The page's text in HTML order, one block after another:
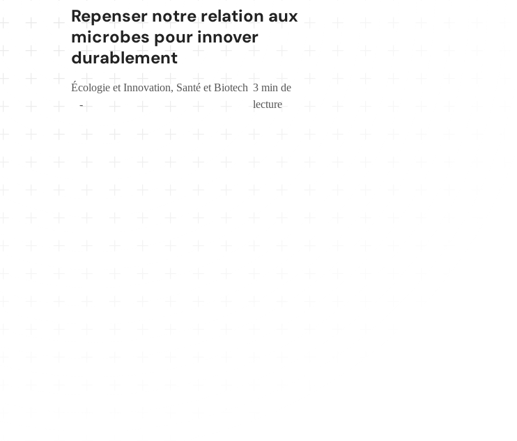
Repenser notre relation aux
microbes pour innover
durablement
Écologie et Innovation, Santé et Biotech 3 min de
lecture